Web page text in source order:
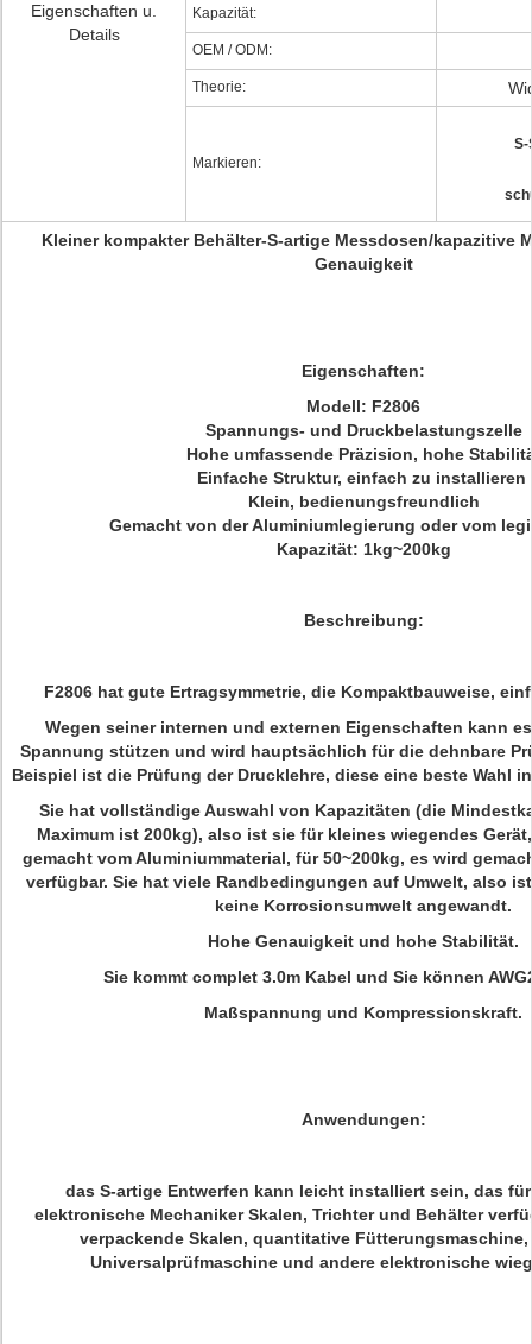
Eigenschaften u.
Details
Kapazität:
OEM / ODM:
Theorie:
Markieren:
S-
Kleiner kompakter Behälter-S-artige Messdosen/kapazitive
Genauigkeit
Eigenschaften:
Modell: F2806
Spannungs- und Druckbelastungszelle
Hohe umfassende Präzision, hohe
Einfache Struktur, einfach zu installieren
Klein, bedienungsfreundlich
Gemacht von der Aluminiumlegierung oder vom
Kapazität: 1kg~200kg
Beschreibung:
F2806 hat gute Ertragsymmetrie, die Kompaktbauweise,
Wegen seiner internen und externen Eigenschaften kann
Spannung stützen und wird hauptsächlich für die dehnbare
Beispiel ist die Prüfung der Drucklehre, diese eine beste Wahl
Sie hat vollständige Auswahl von Kapazitäten (die
Maximum ist 200kg), also ist sie für kleines wiegendes
gemacht vom Aluminiummaterial, für 50~200kg, es wird
verfügbar. Sie hat viele Randbedingungen auf Umwelt, also
keine Korrosionsumwelt angewandt.
Hohe Genauigkeit und hohe Stabilität.
Sie kommt complet 3.0m Kabel und Sie können
Maßspannung und Kompressionskraft.
Anwendungen:
das S-artige Entwerfen kann leicht installiert sein, das
elektronische Mechaniker Skalen, Trichter und Behälter
verpackende Skalen, quantitative
Universalprüfmaschine und andere elektronische